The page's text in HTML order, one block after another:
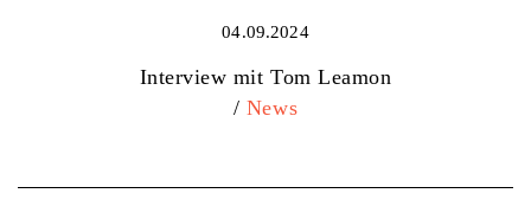
04.09.2024
Interview mit Tom Leamon
/ News